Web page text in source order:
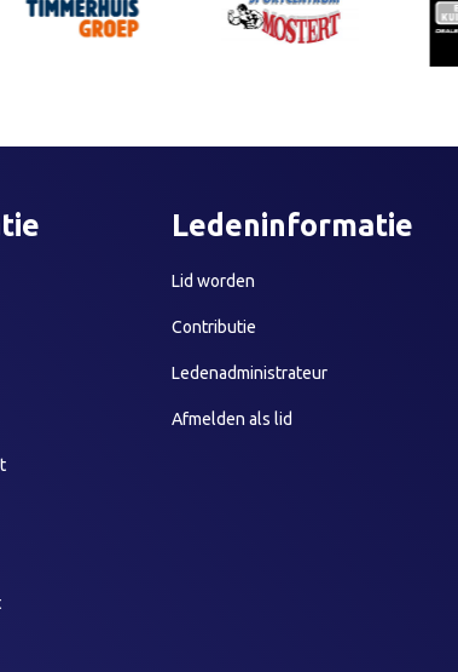
Ledeninformatie
Lid worden
Contributie
Ledenadministrateur
Afmelden als lid